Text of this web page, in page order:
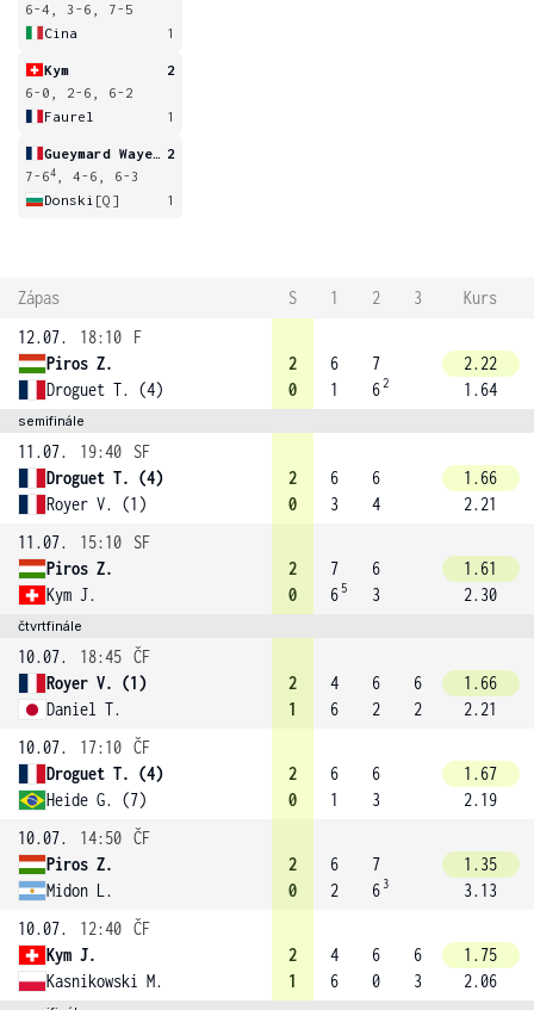
6-4, 3-6, 7-5
Cina
1
Kym
2
6-0, 2-6, 6-2
Faurel
1
2
7-64
, 4-6, 6-3
Donski [Q] 1
Zápas S 1 2 3
Kurs
12.07.
18:10
F
Piros Z.
Droguet T. (4)
2
0
6
1
7
62
2.22
1.64
semifinále
11.07. 19:40
SF
Droguet T. (4)
Royer V. (1)
2
0
6
3
6
4
1.66
2.21
11.07.
15:10
SF
Piros Z.
Kym J.
2
0
7
6 5
6
3
1.61
2.30
čtvrtfinále
10.07. 18:45 ČF
Royer V. (1)
Daniel T.
2
1
4
6
6
2
6
2
1.66
2.21
10.07.
17:10 ČF
Droguet T. (4)
Heide G. (7)
2
0
6
1
6
3
1.67
2.19
10.07.
14:50 ČF
Piros Z.
Midon L.
2
0
6
2
7
6 3
1.35
3.13
10.07.
12:40 ČF
Kym J.
Kasnikowski M.
2
1
4
6
6
0
6
3
1.75
2.06